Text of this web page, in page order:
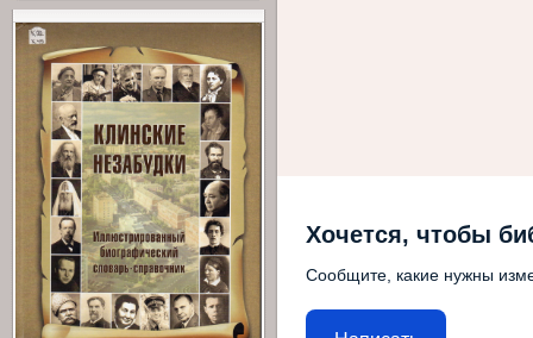
Хочется, чтобы
Сообщите, какие нужны